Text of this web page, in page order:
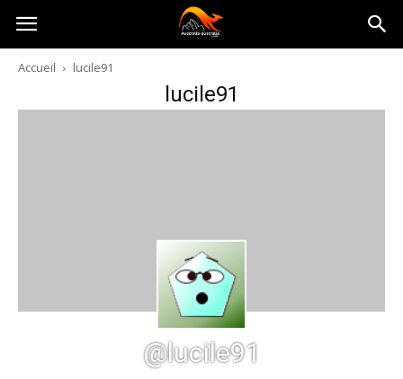
Australia-
australie.com
Accueil lucile91
lucile91
@lucile91